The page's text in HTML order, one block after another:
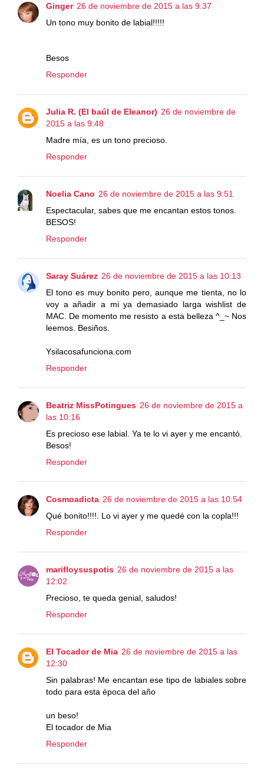
Ginger 26 de noviembre de 2015 a las 9:37
Un tono muy bonito de labial!!!!!
Besos
Responder
Julia R. (El baúl de Eleanor) 26 de noviembre de
2015 a las 9:48
Madre mía, es un tono precioso.
Responder
Noelia Cano 26 de noviembre de 2015 a las 9:51
Espectacular, sabes que me encantan estos tonos.
BESOS!
Responder
Saray Suárez 26 de noviembre de 2015 a las 10:13
El tono es muy bonito pero, aunque me tienta, no lo
voy a añadir a mi ya demasiado larga wishlist de
MAC. De momento me resisto a esta belleza ^_~ Nos
leemos. Besiños.
Ysilacosafunciona.com
Responder
Beatriz MissPotingues 26 de noviembre de 2015 a
las 10:16
Es precioso ese labial. Ya te lo vi ayer y me encantó.
Besos!
Responder
Cosmoadicta 26 de noviembre de 2015 a las 10:54
Qué bonito!!!!. Lo vi ayer y me quedé con la copla!!!
Responder
marifloysuspotis 26 de noviembre de 2015 a las
12:02
Precioso, te queda genial, saludos!
Responder
El Tocador de Mia 26 de noviembre de 2015 a las
12:30
Sin palabras! Me encantan ese tipo de labiales sobre
todo para esta época del año
un beso!
El tocador de Mia
Responder